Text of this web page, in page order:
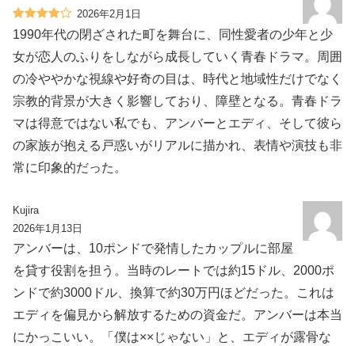
2026年2月1日
1990年代の閉ざされた町を舞台に、同性愛者の少年と少
女が恋人のふりをしながら成長していく青春ドラマ。周囲
の冷ややかな視線や好奇の目は、時代と地域性だけでなく
宗教的背景が大きく影響しており、障壁となる。青春ドラ
マは得意ではない私でも、アンバーとエディ、そして彼ら
の家族が抱える戸惑いがリアルに描かれ、表情や演技も非
常に印象的だった。
Kujira
2026年1月13日
アンバーは、10ポンドで発情したカップルに部屋
を貸す役割を担う。当時のレートでは約15ドル、2000ポ
ンドで約3000ドル、換算で約30万円ほどだった。これは
エディを偏見から解放するための資金だ。アンバーは本当
にかっこいい。「僕は××じゃない」と、エディが露骨な